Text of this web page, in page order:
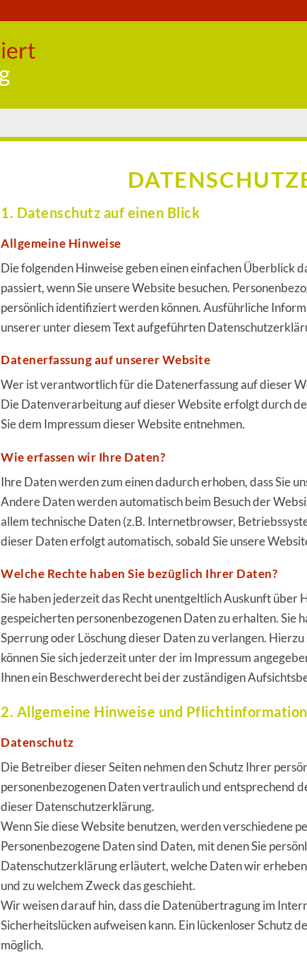
1. Datenschutz auf einen Blick
Allgemeine Hinweise
Die folgenden Hinweise geben einen einfachen Überblick
passiert, wenn Sie unsere Website besuchen.
persönlich identifiziert werden können. Ausführliche
unserer unter diesem Text aufgeführten
Datenerfassung auf unserer Website
Wer ist verantwortlich für die Datenerfassung auf dieser
Die Datenverarbeitung auf dieser Website erfolgt durch
Sie dem Impressum dieser Website entnehmen.
Wie erfassen wir Ihre Daten?
Ihre Daten werden zum einen dadurch erhoben, dass Sie
Andere Daten werden automatisch beim Besuch der
allem technische Daten (z.B. Internetbrowser,
dieser Daten erfolgt automatisch, sobald Sie unsere
Welche Rechte haben Sie bezüglich Ihrer Daten?
Sie haben jederzeit das Recht unentgeltlich Auskunft
gespeicherten personenbezogenen Daten zu erhalten. Sie
Sperrung oder Löschung dieser Daten zu verlangen.
können Sie sich jederzeit unter der im Impressum
Ihnen ein Beschwerderecht bei der zuständigen
2. Allgemeine Hinweise und
Datenschutz
Die Betreiber dieser Seiten nehmen den Schutz Ihrer
personenbezogenen Daten vertraulich und entsprechend
dieser Datenschutzerklärung.
Wenn Sie diese Website benutzen, werden verschiedene
Personenbezogene Daten sind Daten, mit denen Sie
Datenschutzerklärung erläutert, welche Daten wir
und zu welchem Zweck das geschieht.
Wir weisen darauf hin, dass die Datenübertragung im
Sicherheitslücken aufweisen kann. Ein lückenloser Schutz
möglich.